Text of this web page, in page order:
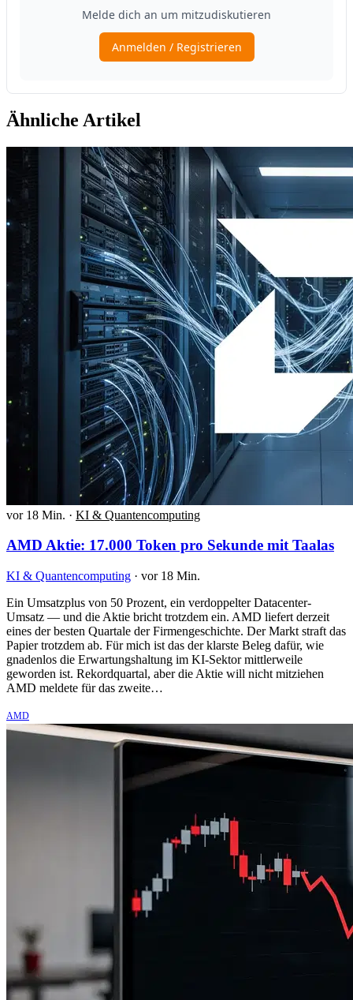
Ähnliche Artikel
vor 18 Min. · KI & Quantencomputing
AMD Aktie: 17.000 Token pro Sekunde mit Taalas
KI & Quantencomputing · vor 18 Min.
Ein Umsatzplus von 50 Prozent, ein verdoppelter Datacenter-
Umsatz — und die Aktie bricht trotzdem ein. AMD liefert derzeit
eines der besten Quartale der Firmengeschichte. Der Markt straft das
Papier trotzdem ab. Für mich ist das der klarste Beleg dafür, wie
gnadenlos die Erwartungshaltung im KI-Sektor mittlerweile
geworden ist. Rekordquartal, aber die Aktie will nicht mitziehen
AMD meldete für das zweite…
AMD